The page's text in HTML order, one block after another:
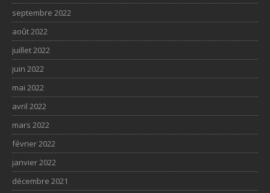
septembre 2022
août 2022
juillet 2022
juin 2022
mai 2022
avril 2022
mars 2022
février 2022
janvier 2022
décembre 2021